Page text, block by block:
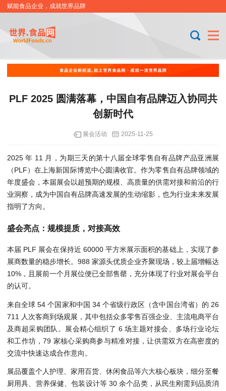
赋能食品企业，成就世界品牌
PLF 2025 圆满落幕，中国自有品牌迈入协同共
创新时代
展会活动 2025-11-25
2025 年 11 月，为期三天的第十八届全球零售自有品牌产品亚洲展
（PLF）在上海新国际博览中心圆满收官。作为零售自有品牌领域的
年度盛会，本届展会以超预期的规模、高质量的供需对接和前沿的行
业洞察，成为中国自有品牌高速发展的生动缩影，也为行业未来发展
指明了方向。
盛会亮点：规模提质，对接高效
本届 PLF 展会在保持近 60000 平方米展示面积的基础上，实现了参
展商数量的稳步增长。988 家源头优质企业齐聚现场，较上届增幅达
10%，且展前一个月展位便已全部售罄，充分体现了行业对展会平台
的认可。
来自全球 54 个国家和中国 34 个省级行政区（含中国台湾省）的 26
711 人次客商到场观展，其中包括众多零售百强企业、主流电商平台
及商超采购团队。展会精心组织了 6 场主题对接会、多场行业论坛
和工作坊，79 家核心采购商参与精准对接，让供需双方在高密度的
交流中快速达成合作意向。
展品覆盖个人护理、家用百货、休闲食品等六大核心板块，细分至餐
厨用具、营养保健、包装设计等 30 余个品类，从民生刚需到品质消